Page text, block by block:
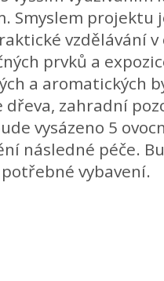
Smyslem projektu
vzdělávání v
prvků a
a aromatických
dřeva, zahradní
vysázeno 5
následné péče.
vybavení.